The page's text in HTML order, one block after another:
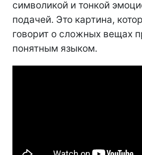
символикой и тонкой
подачей. Это картина,
говорит о сложных вещах
понятным языком.